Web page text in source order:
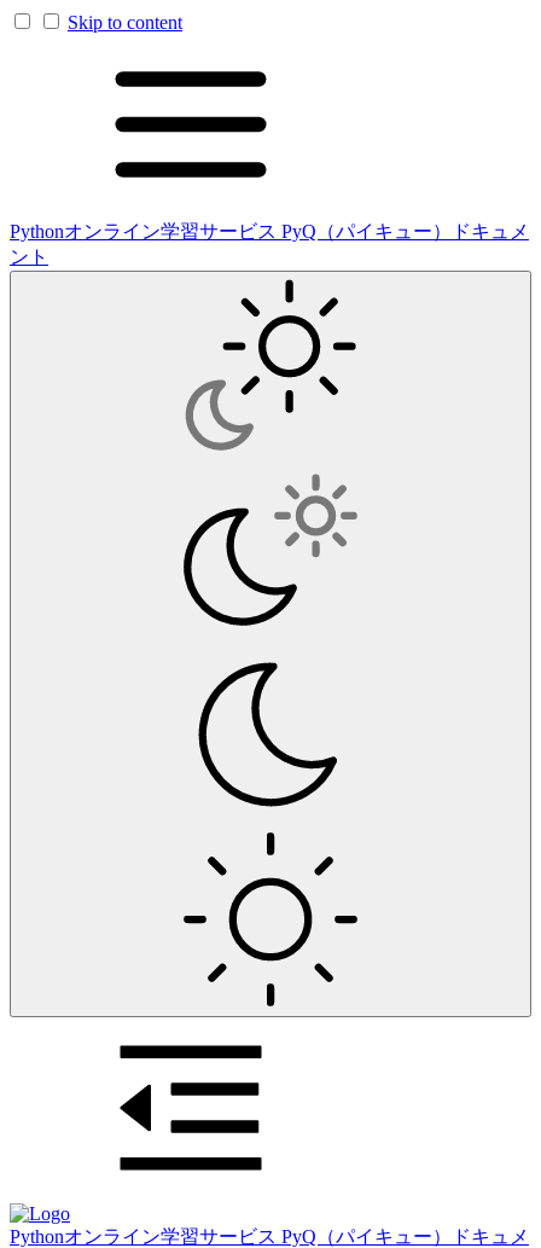
Skip to content
Pythonオンライン学習サービス PyQ（パイキュー）ドキュメ
ント
Pythonオンライン学習サービス PyQ（パイキュー）ドキュメ